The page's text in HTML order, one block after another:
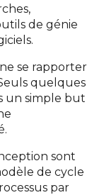
de génie
se rapporter
quelques
un simple but
sont
de cycle
par